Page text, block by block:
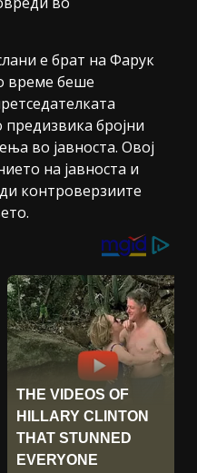
е брат на Фарук
време беше
бројни
во јавноста. Овој
на јавноста и
контроверзиите